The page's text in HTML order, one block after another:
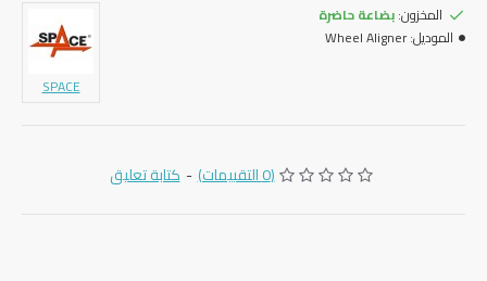
المخزون:بضاعة حاضرة
الموديل:Wheel Aligner
SPACE
(0 التقييمات) - كتابة تعليق